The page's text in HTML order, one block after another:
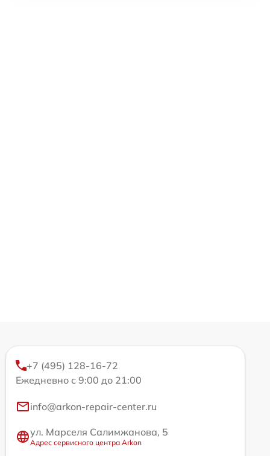
+7 (495) 128-16-72
Ежедневно с 9:00 до 21:00
info@arkon-repair-center.ru
ул. Марселя Салимжанова, 5
Адрес сервисного центра Arkon